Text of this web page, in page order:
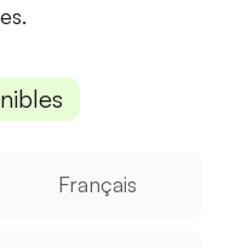
Français